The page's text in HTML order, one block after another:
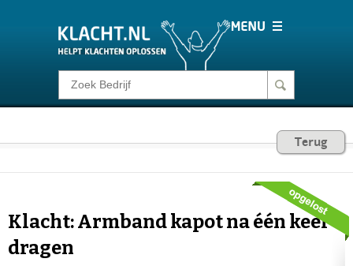
Klacht melden
Consumentenrecht Terug
Klacht: Armband kapot na één keer
dragen